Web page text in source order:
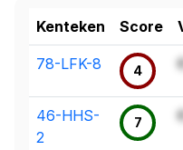
Kenteken Score
78-LFK-8 4
46-HHS-
2
7